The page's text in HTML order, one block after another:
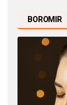
BOROMIR